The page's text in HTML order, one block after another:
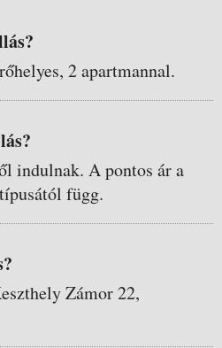
2 apartmannal.
indulnak. A pontos ár a
függ.
Zámor 22,